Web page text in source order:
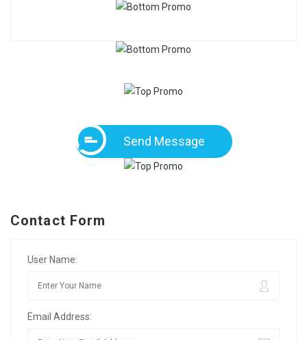
Send Message
Contact Form
User Name:
Email Address: